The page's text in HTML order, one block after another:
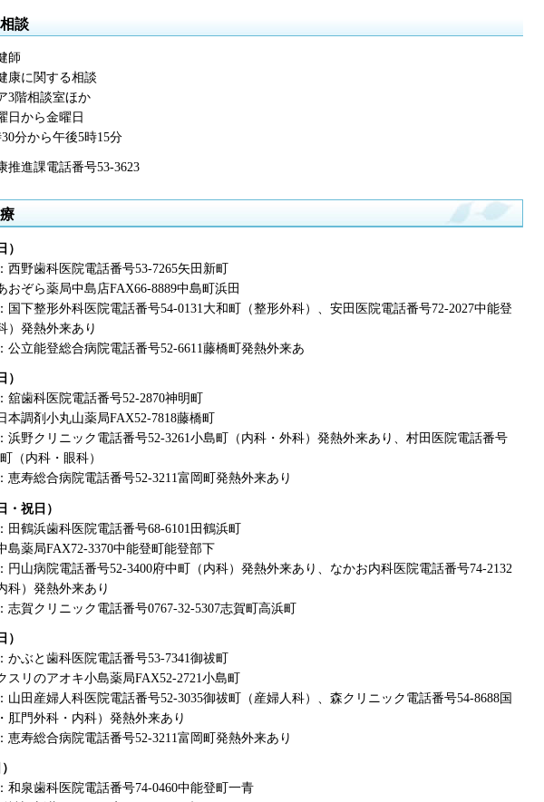
談
師
康に関する相談
3階相談室ほか
日から金曜日
分から午後5時15分
推進課電話番号53-3623
）
西野歯科医院電話番号53-7265矢田新町
おぞら薬局中島店FAX66-8889中島町浜田
国下整形外科医院電話番号54-0131大和町（整形外科）、安田医院電話番号72-2027中能登
）発熱外来あり
公立能登総合病院電話番号52-6611藤橋町発熱外来あ
）
舘歯科医院電話番号52-2870神明町
本調剤小丸山薬局FAX52-7818藤橋町
浜野クリニック電話番号52-3261小島町（内科・外科）発熱外来あり、村田医院電話番号
（内科・眼科）
恵寿総合病院電話番号52-3211富岡町発熱外来あり
・祝日）
田鶴浜歯科医院電話番号68-6101田鶴浜町
島薬局FAX72-3370中能登町能登部下
円山病院電話番号52-3400府中町（内科）発熱外来あり、なかお内科医院電話番号74-2132
科）発熱外来あり
志賀クリニック電話番号0767-32-5307志賀町高浜町
）
かぶと歯科医院電話番号53-7341御祓町
スリのアオキ小島薬局FAX52-2721小島町
山田産婦人科医院電話番号52-3035御祓町（産婦人科）、森クリニック電話番号54-8688国
肛門外科・内科）発熱外来あり
恵寿総合病院電話番号52-3211富岡町発熱外来あり
和泉歯科医院電話番号74-0460中能登町一青